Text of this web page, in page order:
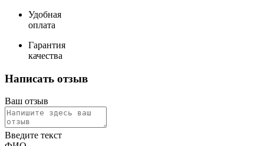
Удобная
оплата
Гарантия
качества
Написать отзыв
Ваш отзыв
Введите текст